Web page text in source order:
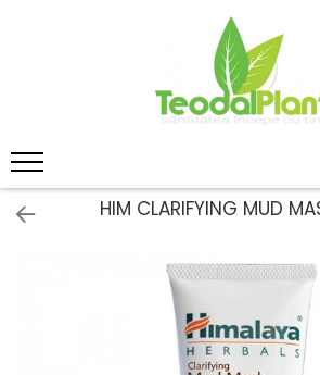
SUPLIMENTE ARTICULATII
SUPLIMENTE TONICE
CREME ANTIINFLAMATOARE-
CIRCULAȚIE
SUPLIMENTE HORMONALE
HIM CLARIFYING MUD